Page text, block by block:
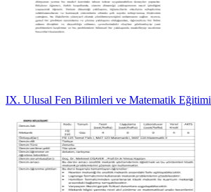
IX. Ulusal Fen Bilimleri ve Matematik Eğitimi